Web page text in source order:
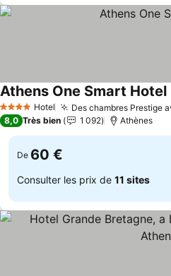
4 Étoiles Hotel Des chambres Prestige
Athens One Smart Hotel
8,0 Très bien 1 092 Athènes
De 60 €
Consulter les prix de 11 sites